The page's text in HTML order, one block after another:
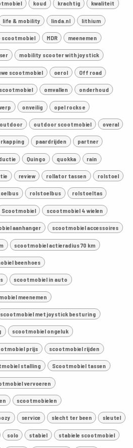
koud krachtig kwaliteit
life & mobility linda.nl lithium
scootmobiel MDR meenemen
mobility scooter with joystick
scootmobiel oerol Off road
omvallen onderhoud
onveilig opel rocks e
outdoor outdoor scootmobiel overal
paardrijden partner
Quingo quokka rain
review rollator tassen rolstoel
rolstoelbus rolstoeltas
Scootmobiel scootmobiel 4 wielen
aanhanger scootmobiel accessoires
scootmobiel actieradius 70 km
beenhoes
scootmobiel in auto
meenemen
scootmobiel met joystick besturing
scootmobiel ongeluk
prijs scootmobiel rijden
stalling Scootmobiel tassen
vervoeren
scootmobielen
service slecht ter been sleutel
solo stabiel stabiele scootmobiel